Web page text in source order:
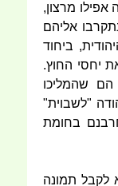
מרצון,
אליהם
ביחוד
יחסי החוץ.
שהמליכו
"לשבוית"
בחומת
לקבל תמונה